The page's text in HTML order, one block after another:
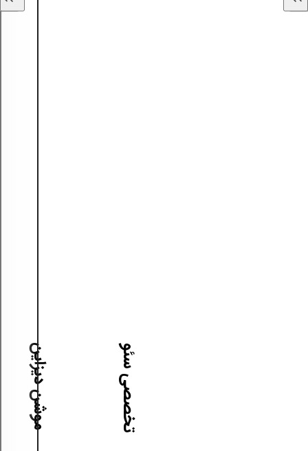
آموزش تخصصی سئو آموزش موشن دیزاین